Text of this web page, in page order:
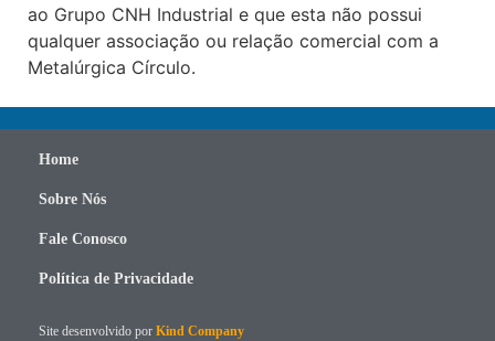
ao Grupo CNH Industrial e que esta não possui
qualquer associação ou relação comercial com a
Metalúrgica Círculo.
Home
Sobre Nós
Fale Conosco
Política de Privacidade
Site desenvolvido por Kind Company